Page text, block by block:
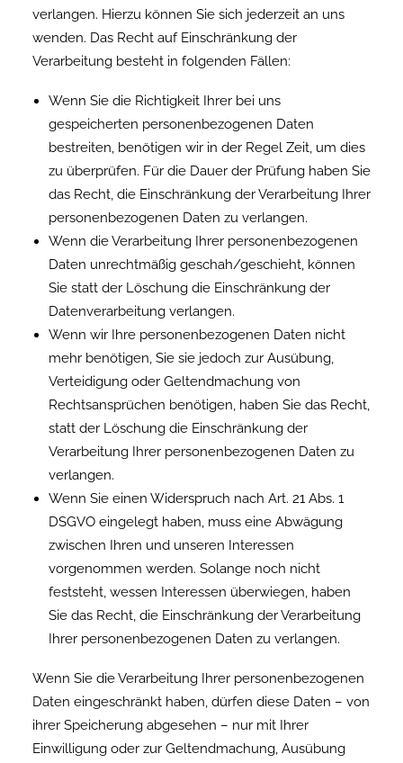
verlangen. Hierzu können Sie sich jederzeit an uns
wenden. Das Recht auf Einschränkung der
Verarbeitung besteht in folgenden Fällen:
Wenn Sie die Richtigkeit Ihrer bei uns
gespeicherten personenbezogenen Daten
bestreiten, benötigen wir in der Regel Zeit, um dies
zu überprüfen. Für die Dauer der Prüfung haben Sie
das Recht, die Einschränkung der Verarbeitung Ihrer
personenbezogenen Daten zu verlangen.
Wenn die Verarbeitung Ihrer personenbezogenen
Daten unrechtmäßig geschah/geschieht, können
Sie statt der Löschung die Einschränkung der
Datenverarbeitung verlangen.
Wenn wir Ihre personenbezogenen Daten nicht
mehr benötigen, Sie sie jedoch zur Ausübung,
Verteidigung oder Geltendmachung von
Rechtsansprüchen benötigen, haben Sie das Recht,
statt der Löschung die Einschränkung der
Verarbeitung Ihrer personenbezogenen Daten zu
verlangen.
Wenn Sie einen Widerspruch nach Art. 21 Abs. 1
DSGVO eingelegt haben, muss eine Abwägung
zwischen Ihren und unseren Interessen
vorgenommen werden. Solange noch nicht
feststeht, wessen Interessen überwiegen, haben
Sie das Recht, die Einschränkung der Verarbeitung
Ihrer personenbezogenen Daten zu verlangen.
Wenn Sie die Verarbeitung Ihrer personenbezogenen
Daten eingeschränkt haben, dürfen diese Daten – von
ihrer Speicherung abgesehen – nur mit Ihrer
Einwilligung oder zur Geltendmachung, Ausübung